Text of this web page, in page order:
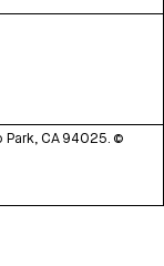
Park, CA 94025. ©